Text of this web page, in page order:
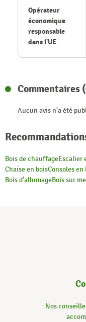
Opérateur
économique
responsable
dans l'UE
Commentaires
Aucun avis n'a été
Bois de chauffageEscalier
Chaise en boisConsoles en
Bois d'allumageBois sur
Nos